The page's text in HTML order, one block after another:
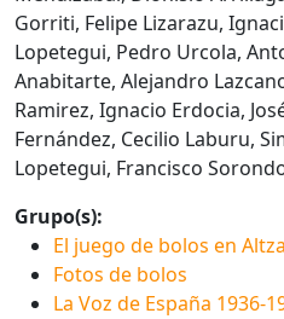
Gorriti, Felipe Lizarazu,
Lopetegui, Pedro Urcola,
Anabitarte, Alejandro
Ramirez, Ignacio Erdocia,
Fernández, Cecilio Laburu,
Lopetegui, Francisco
Grupo(s):
El juego de bolos en Altza
Fotos de bolos
La Voz de España 1936-